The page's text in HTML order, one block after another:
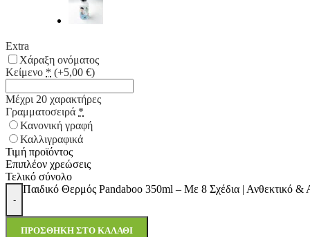
Extra
Χάραξη ονόματος
Κείμενο * (+5,00 €)
Μέχρι 20 χαρακτήρες
Γραμματοσειρά *
Κανονική γραφή
Καλλιγραφικά
Τιμή προϊόντος
Επιπλέον χρεώσεις
Τελικό σύνολο
-
Παιδικό Θερμός Pandaboo 350ml – Με 8 Σχέδια | Ανθεκτικό &
ΠΡΟΣΘΉΚΗ ΣΤΟ ΚΑΛΆΘΙ